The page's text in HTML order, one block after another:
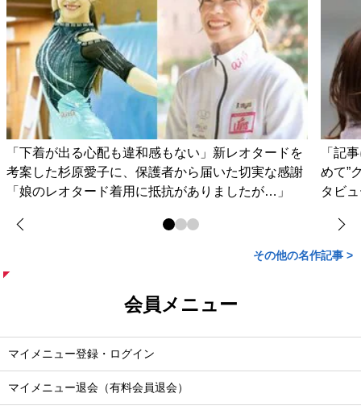
「下着が出る心配も違和感もない」新レオタードを
考案した杉原愛子に、保護者から届いた切実な感謝
「娘のレオタード着用に抵抗がありましたが…」
「記
めて”
タビ
その他の名作記事 >
会員メニュー
マイメニュー登録・ログイン
マイメニュー退会（有料会員退会）